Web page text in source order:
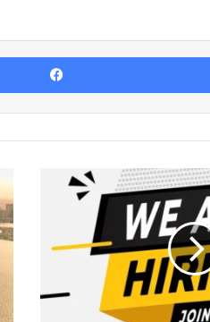
URGENT
VACANCY:
അക്കൗണ്ടന്റ്,
സെയിൽസ്മാൻ
ഒഴിവുകൾ